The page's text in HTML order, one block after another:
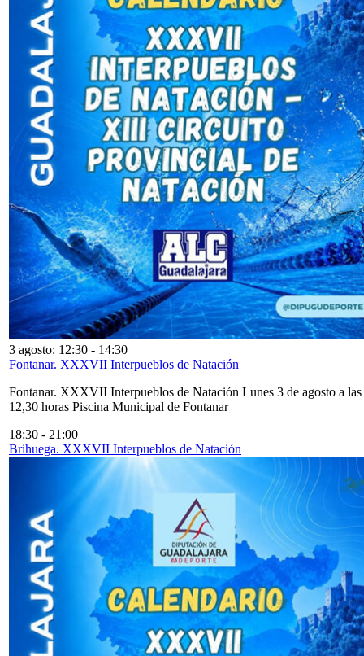
3 agosto: 12:30 - 14:30
Fontanar. XXXVII Interpueblos de Natación
Fontanar. XXXVII Interpueblos de Natación Lunes 3 de agosto a las
12,30 horas Piscina Municipal de Fontanar
18:30 - 21:00
Brihuega. XXXVII Interpueblos de Natación